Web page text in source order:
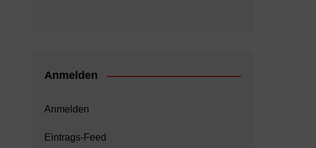
Anmelden
Anmelden
Eintrags-Feed